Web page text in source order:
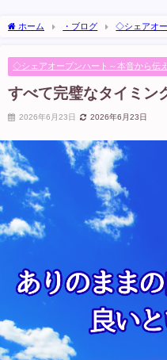
ホーム ・ブログ ◇シェアオ
◇シェアオープンハート～本音から伝
すべて完璧なタイミン
2026年6月23日 2026年6月23日